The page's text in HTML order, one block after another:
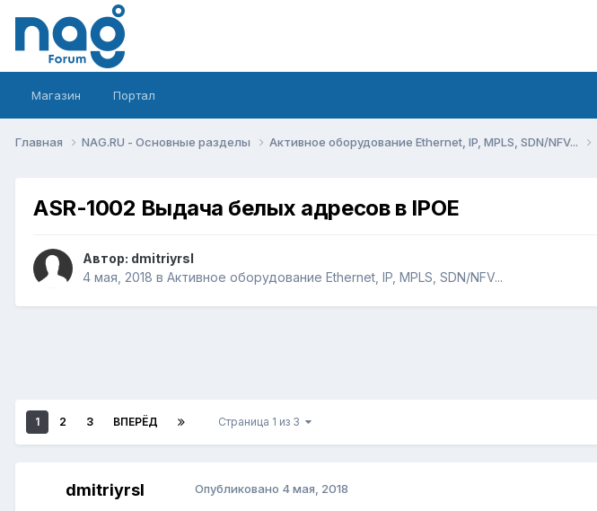
Магазин Портал
Главная NAG.RU - Основные разделы Активное оборудование Ethernet, IP, MPLS, SDN/NFV...
ASR-1002 Выдача белых адресов в IPOE
Автор: dmitriyrsl
4 мая, 2018 в Активное оборудование Ethernet, IP, MPLS, SDN/NFV...
1 2 3 ВПЕРЁД Страница 1 из 3
dmitriyrsl Опубликовано 4 мая, 2018